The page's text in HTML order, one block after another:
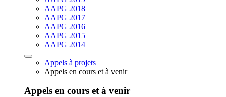
AAPG 2018
AAPG 2017
AAPG 2016
AAPG 2015
AAPG 2014
Appels à projets
Appels en cours et à venir
Appels en cours et à venir